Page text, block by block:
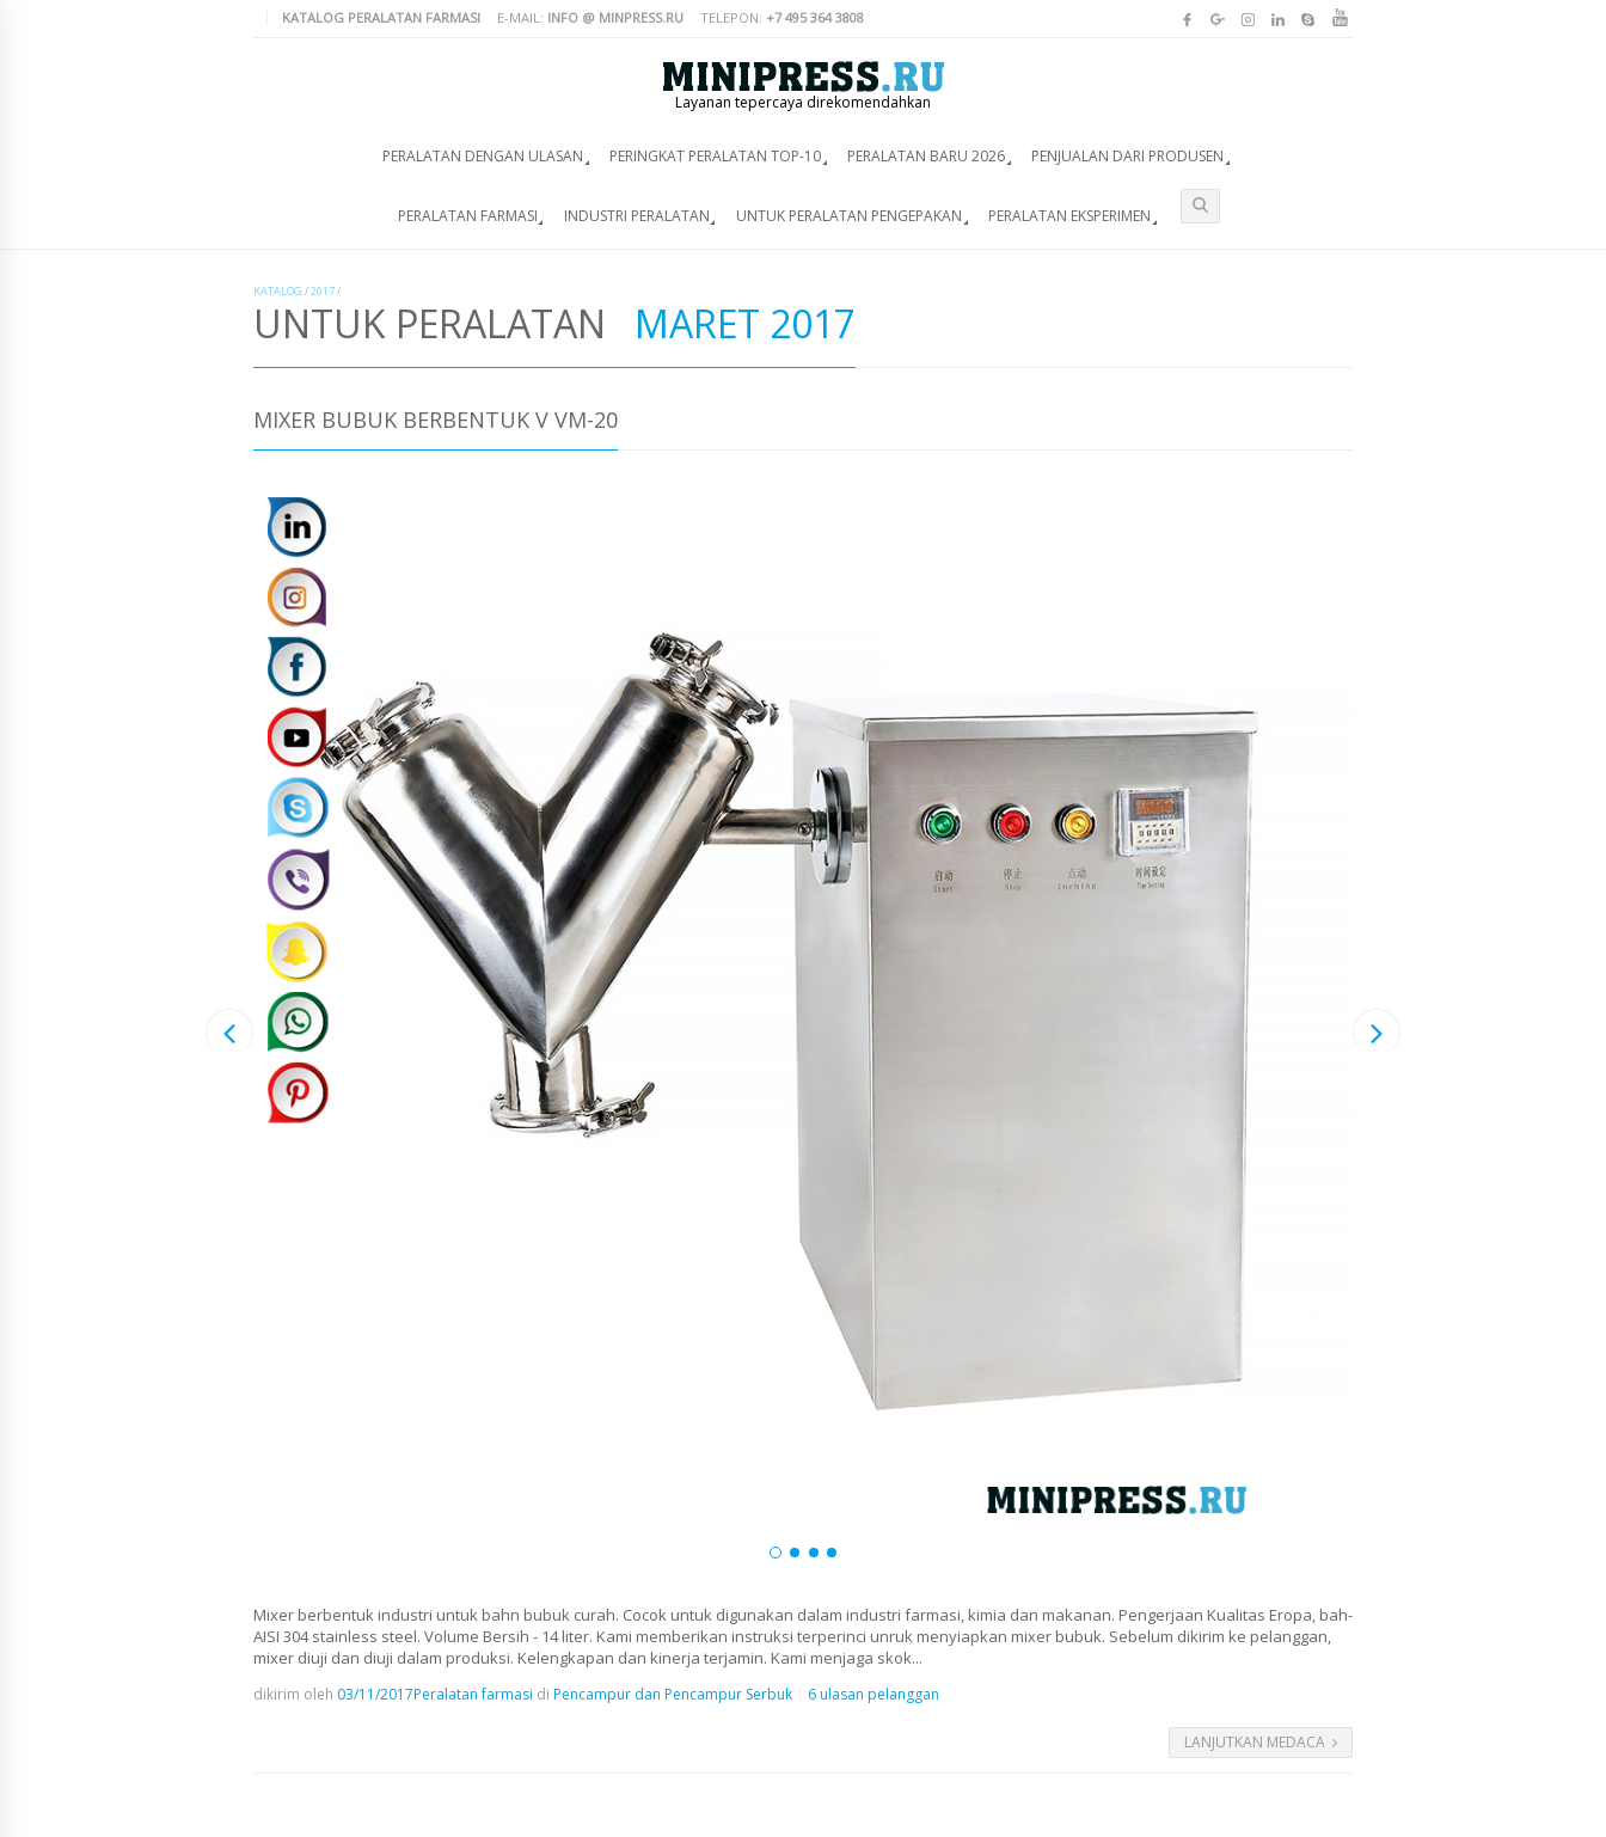
KATALOG PERALATAN FARMASI E-MAIL: INFO @ MINPRESS.RU TELEPON: +7 495 364 3808
Layanan tepercaya direkomendahkan
PERALATAN DENGAN ULASAN PERINGKAT PERALATAN TOP-10 PERALATAN BARU 2026 PENJUALAN DARI PRODUSEN
PERALATAN FARMASI INDUSTRI PERALATAN UNTUK PERALATAN PENGEPAKAN PERALATAN EKSPERIMEN
KATALOG /2017/
UNTUK PERALATAN MARET 2017
MIXER BUBUK BERBENTUK V VM-20
Mixer berbentuk industri untuk bahn bubuk curah. Cocok untuk digunakan dalam industri farmasi, kimia dan makanan. Pengerjaan Kualitas Eropa, bah-
AISI 304 stainless steel. Volume Bersih - 14 liter. Kami memberikan instruksi terperinci unruk menyiapkan mixer bubuk. Sebelum dikirim ke pelanggan,
mixer diuji dan diuji dalam produksi. Kelengkapan dan kinerja terjamin. Kami menjaga skok...
dikirim oleh 03/11/2017Peralatan farmasi di Pencampur dan Pencampur Serbuk 6 ulasan pelanggan
LANJUTKAN MEDACA